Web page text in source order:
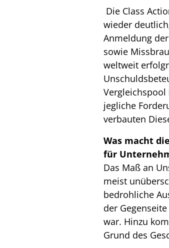
Die Class
wieder
Anmeldung
sowie
weltweit
jegliche
verbauten
Was macht
für
Das Maß an
meist
bedrohliche
der
war. Hinzu
Grund des